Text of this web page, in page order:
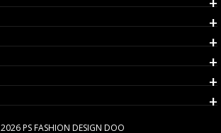
2026 PS FASHION DESIGN DOO